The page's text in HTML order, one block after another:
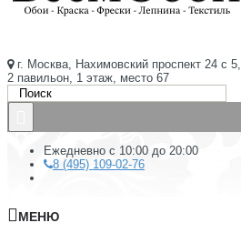
г. Москва, Нахимовский проспект 24 с 5,
2 павильон, 1 этаж, место 67
Ежедневно с 10:00 до 20:00
8 (495) 109-02-76
МЕНЮ